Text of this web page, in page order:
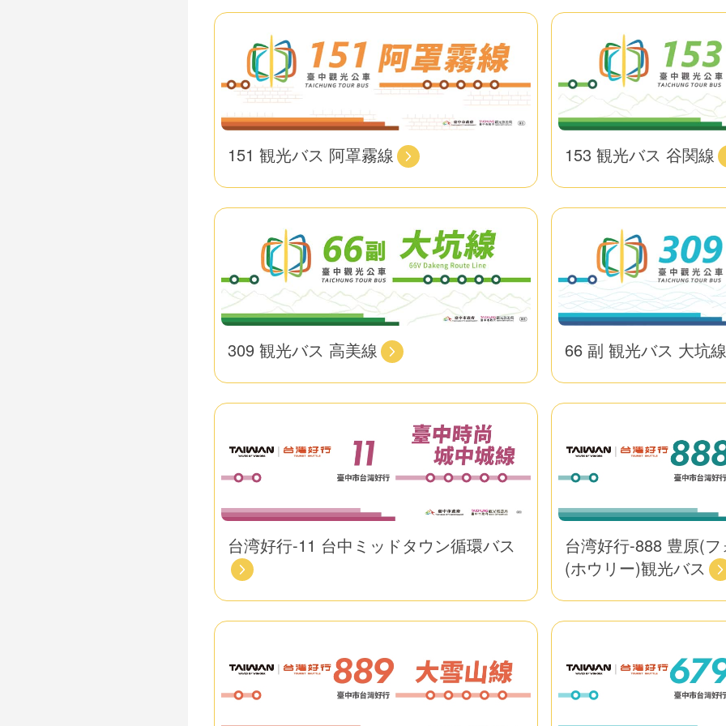
151 観光バス 阿罩霧線 153 観光バス 谷関線
309 観光バス 高美線 66 副 観光バス 大坑線
台湾好行-11 台中ミッドタウン循環バス
台湾好行-888 豊原(
(ホウリー)観光バス